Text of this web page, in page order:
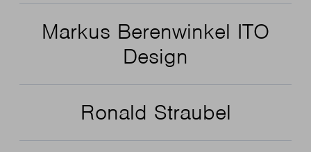
Markus Berenwinkel ITO
Design
Ronald Straubel